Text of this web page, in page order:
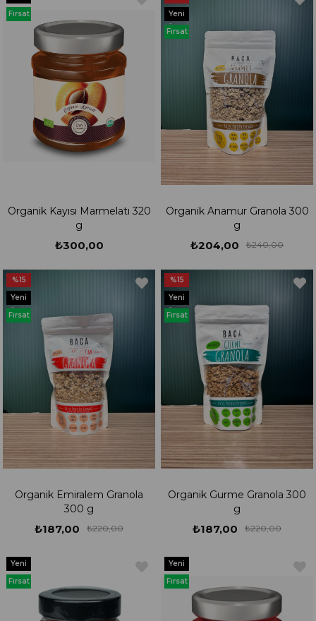
Organik Kayısı Marmelatı 320
g
₺300,00
Ürün
Fırsat
Organik Anamur Granola 300
g
₺204,00 ₺240,00
Yeni
Ürün
Fırsat
Organik Emiralem Granola
300 g
₺187,00 ₺220,00
%15
Yeni
Ürün
Fırsat
Organik Gurme Granola 300
g
₺187,00 ₺220,00
%15
Yeni
Ürün
Fırsat
Yeni
Ürün
Fırsat
Yeni
Ürün
Fırsat